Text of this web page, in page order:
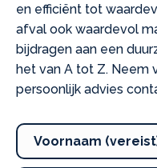
en efficiënt tot
afval ook waardevol
bijdragen aan een
het van A tot Z. Neem
persoonlijk advies